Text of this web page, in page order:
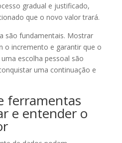
gradual e justificado,
que o novo valor trará.
são fundamentais. Mostrar
o incremento e garantir que o
escolha pessoal são
uma continuação e
ferramentas
e entender o